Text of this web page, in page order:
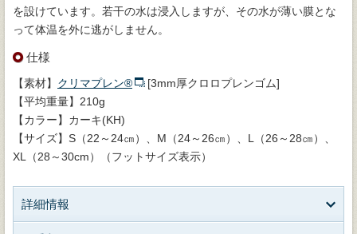
を設けています。若干の水は浸入しますが、その水が薄い膜とな
って体温を外に逃がしません。
仕様
【素材】 クリマプレン®
[3mm厚クロロプレンゴム]
【平均重量】210g
【カラー】カーキ(KH)
【サイズ】S（22～24㎝）、M（24～26㎝）、L（26～28㎝）、
XL（28～30cm）（フットサイズ表示）
詳細情報